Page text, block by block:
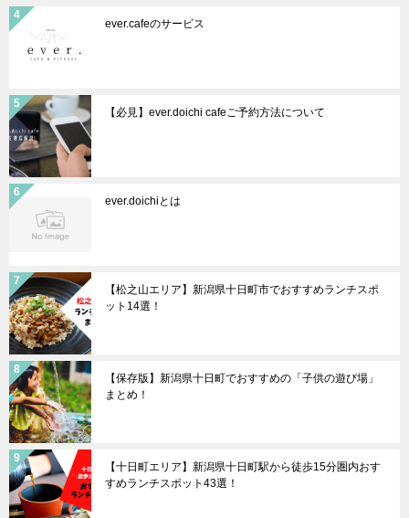
ever.cafeのサービス
【必見】ever.doichi cafeご予約方法について
ever.doichiとは
【松之山エリア】新潟県十日町市でおすすめランチスポ
ット14選！
【保存版】新潟県十日町でおすすめの「子供の遊び場」
まとめ！
【十日町エリア】新潟県十日町駅から徒歩15分圏内おす
すめランチスポット43選！